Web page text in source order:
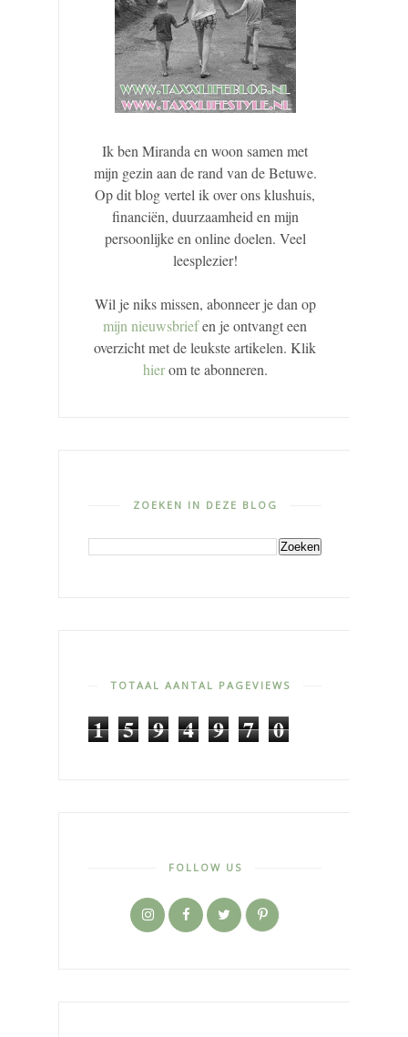
Ik ben Miranda en woon samen met
mijn gezin aan de rand van de Betuwe.
Op dit blog vertel ik over ons klushuis,
financiën, duurzaamheid en mijn
persoonlijke en online doelen. Veel
leesplezier!
Wil je niks missen, abonneer je dan op
mijn nieuwsbriefen je ontvangt een
overzicht met de leukste artikelen. Klik
hierom te abonneren.
ZOEKEN IN DEZE BLOG
TOTAAL AANTAL PAGEVIEWS
1 5 9 4 9 7 0
FOLLOW US